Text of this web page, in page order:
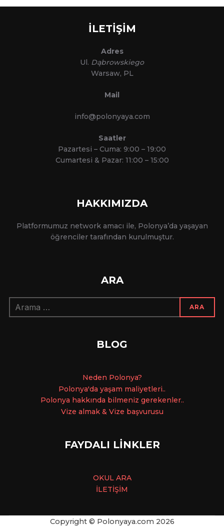
İLETİŞİM
Adres
Ul. Dąbrowskiego
Warsaw, PL
Mail
info@polonyaya.com
Saatler
Pazartesi – Cuma: 9:00 – 19:00
Cumartesi & Pazar: 11:00 – 15:00
HAKKIMIZDA
Platformumuz network amacı ile, Polonya’da yaşayan
öğrenciler tarafından kurulmuştur.
ARA
Arama:
ARA
BLOG
Neden Polonya?
Polonya'da yaşam maliyetleri..
Polonya hakkında bilmeniz gerekenler..
Vize almak & Vize başvurusu
FAYDALI LİNKLER
OKUL ARA
İLETİŞİM
Copyright © Polonyaya.com 2026